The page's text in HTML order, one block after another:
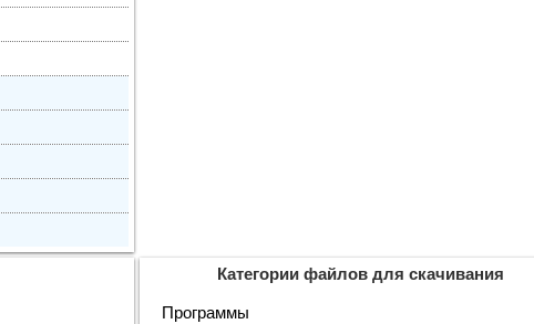
Категории файлов для скачивания
Программы